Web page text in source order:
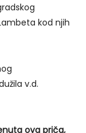
kod njih
v.d.
ova priča,